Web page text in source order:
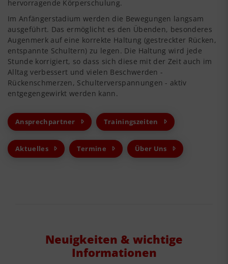
hervorragende Körperschulung.
Im Anfängerstadium werden die Bewegungen langsam
ausgeführt. Das ermöglicht es den Übenden, besonderes
Augenmerk auf eine korrekte Haltung (gestreckter Rücken,
entspannte Schultern) zu legen. Die Haltung wird jede
Stunde korrigiert, so dass sich diese mit der Zeit auch im
Alltag verbessert und vielen Beschwerden -
Rückenschmerzen, Schulterverspannungen - aktiv
entgegengewirkt werden kann.
Ansprechpartner Trainingszeiten
Aktuelles Termine Über Uns
Neuigkeiten & wichtige
Informationen